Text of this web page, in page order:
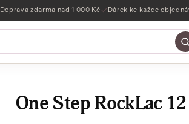
Doprava zdarma nad 1 000 Kč Dárek ke každé
One Step RockLac